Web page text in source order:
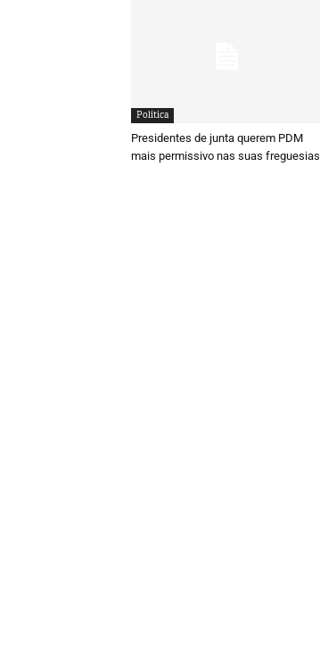
Política
Presidentes de junta querem PDM
mais permissivo nas suas freguesias